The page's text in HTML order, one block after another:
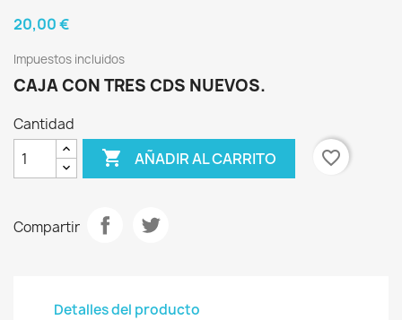
20,00 €
Impuestos incluidos
CAJA CON TRES CDS NUEVOS.
Cantidad
 AÑADIR AL CARRITO favorite_border
Compartir
Detalles del producto